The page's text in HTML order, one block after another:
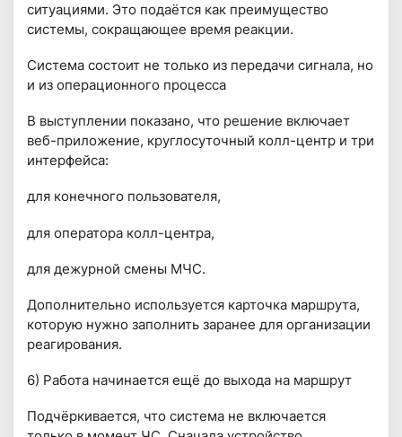
ситуациями. Это подаётся как преимущество
системы, сокращающее время реакции.
Система состоит не только из передачи сигнала, но
и из операционного процесса
В выступлении показано, что решение включает
веб-приложение, круглосуточный колл-центр и три
интерфейса:
для конечного пользователя,
для оператора колл-центра,
для дежурной смены МЧС.
Дополнительно используется карточка маршрута,
которую нужно заполнить заранее для организации
реагирования.
6) Работа начинается ещё до выхода на маршрут
Подчёркивается, что система не включается